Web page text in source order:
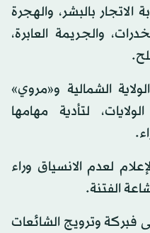
الاتجار بالبشر، والهجرة
والجريمة العابرة،
الشمالية و«مروي»
لتأدية مهامها
لعدم الانسياق وراء
الفتنة.
فبركة وترويج الشائعات